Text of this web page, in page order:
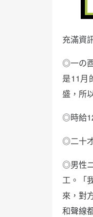
充滿資
◎一の
是11月
盛，所
◎時給
◎二十
◎男性
工。「
來，對
和聲線